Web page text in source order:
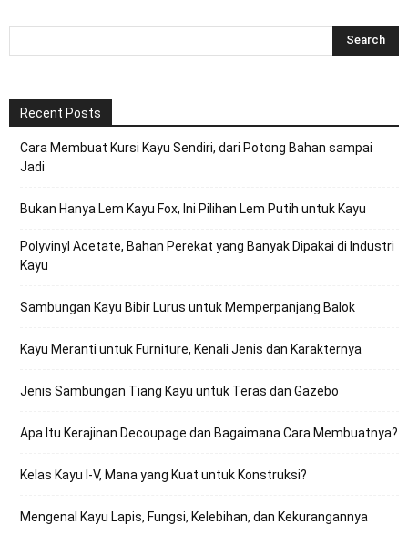
Recent Posts
Cara Membuat Kursi Kayu Sendiri, dari Potong Bahan sampai
Jadi
Bukan Hanya Lem Kayu Fox, Ini Pilihan Lem Putih untuk Kayu
Polyvinyl Acetate, Bahan Perekat yang Banyak Dipakai di Industri
Kayu
Sambungan Kayu Bibir Lurus untuk Memperpanjang Balok
Kayu Meranti untuk Furniture, Kenali Jenis dan Karakternya
Jenis Sambungan Tiang Kayu untuk Teras dan Gazebo
Apa Itu Kerajinan Decoupage dan Bagaimana Cara Membuatnya?
Kelas Kayu I-V, Mana yang Kuat untuk Konstruksi?
Mengenal Kayu Lapis, Fungsi, Kelebihan, dan Kekurangannya